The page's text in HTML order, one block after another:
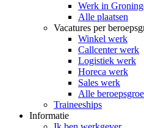
Werk in
Alle plaatsen
Vacatures per
Winkel werk
Callcenter werk
Logistiek werk
Horeca werk
Sales werk
Alle
Traineeships
Informatie